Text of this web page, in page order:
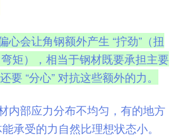
心会让角钢额外产生 “拧劲”（扭
弯矩），相当于钢材既要承担主要
要 “分心” 对抗这些额外的力。
内部应力分布不均匀，有的地方
承受的力自然比理想状态小。